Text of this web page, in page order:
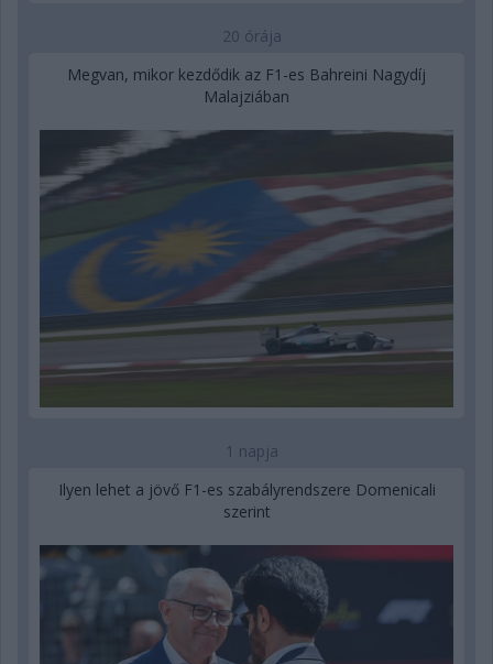
20 órája
Megvan, mikor kezdődik az F1-es Bahreini Nagydíj
Malajziában
1 napja
Ilyen lehet a jövő F1-es szabályrendszere Domenicali
szerint